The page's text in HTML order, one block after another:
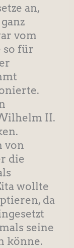
an,
vom
so für
II.
von
die
wollte
da
seine
könne.